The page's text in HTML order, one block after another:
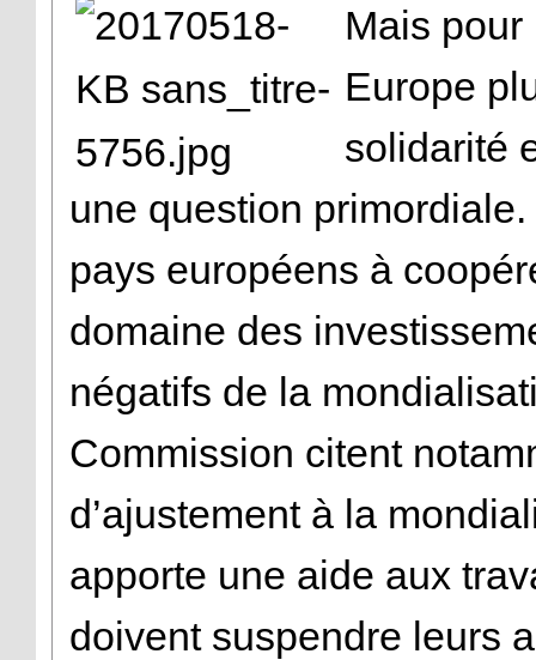
Mais
Europe
solidarité
une question
pays européens à
domaine des
négatifs de la
Commission citent
d’ajustement à la
apporte une aide aux
doivent suspendre leurs